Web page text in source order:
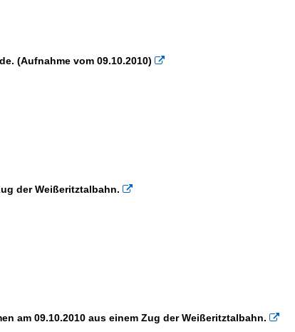
(Aufnahme vom 09.10.2010) 
der Weißeritztalbahn. 
am 09.10.2010 aus einem Zug der Weißeritztalbahn. 